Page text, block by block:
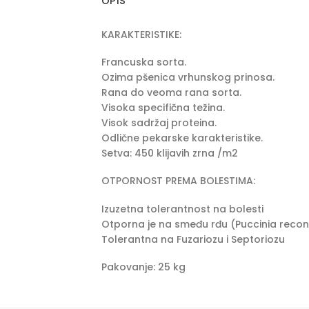
KARAKTERISTIKE:
Francuska sorta.
Ozima pšenica vrhunskog prinosa.
Rana do veoma rana sorta.
Visoka specifična težina.
Visok sadržaj proteina.
Odlične pekarske karakteristike.
Setva: 450 klijavih zrna /m2
OTPORNOST PREMA BOLESTIMA:
Izuzetna tolerantnost na bolesti
Otporna je na smeđu rđu (Puccinia
Tolerantna na Fuzariozu i Septoriozu
Pakovanje: 25 kg